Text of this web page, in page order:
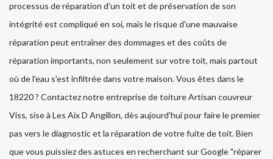
processus de réparation d'un toit et de préservation de son
intégrité est compliqué en soi, mais le risque d'une mauvaise
réparation peut entraîner des dommages et des coûts de
réparation importants, non seulement sur votre toit, mais partout
où de l'eau s'est infiltrée dans votre maison. Vous êtes dans le
18220 ? Contactez notre entreprise de toiture Artisan couvreur
Viss, sise à Les Aix D Angillon, dès aujourd'hui pour faire le premier
pas vers le diagnostic et la réparation de votre fuite de toit. Bien
que vous puissiez des astuces en recherchant sur Google "réparer